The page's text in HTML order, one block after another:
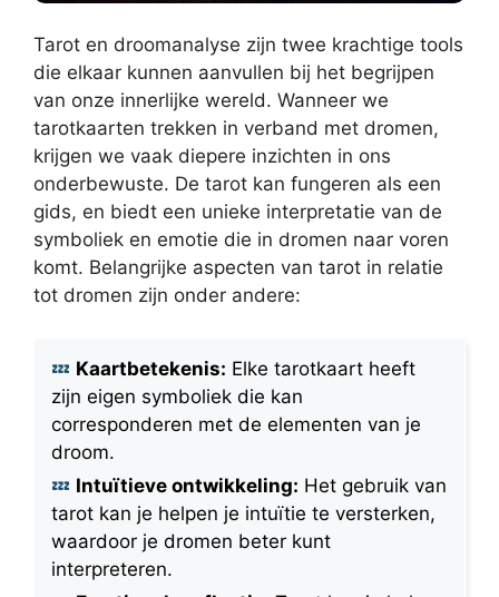
Tarot en droomanalyse zijn twee krachtige tools
die elkaar kunnen aanvullen bij het begrijpen
van onze innerlijke wereld. Wanneer we
tarotkaarten trekken in verband met dromen,
krijgen we vaak diepere inzichten in ons
onderbewuste. De tarot kan fungeren als een
gids, en biedt een unieke interpretatie van de
symboliek en emotie die in dromen naar voren
komt. Belangrijke aspecten van tarot in relatie
tot dromen zijn onder andere:
Kaartbetekenis: Elke tarotkaart heeft
zijn eigen symboliek die kan
corresponderen met de elementen van je
droom.
Intuïtieve ontwikkeling: Het gebruik van
tarot kan je helpen je intuïtie te versterken,
waardoor je dromen beter kunt
interpreteren.